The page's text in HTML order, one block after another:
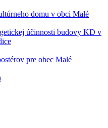
domu v obci Malé
účinnosti budovy KD v
pre obec Malé